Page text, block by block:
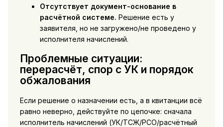
Отсутствует документ-основание в
расчётной системе. Решение есть у
заявителя, но не загружено/не проведено у
исполнителя начислений.
Проблемные ситуации:
перерасчёт, спор с УК и порядок
обжалования
Если решение о назначении есть, а в квитанции всё
равно неверно, действуйте по цепочке: сначала
исполнитель начислений (УК/ТСЖ/РСО/расчётный